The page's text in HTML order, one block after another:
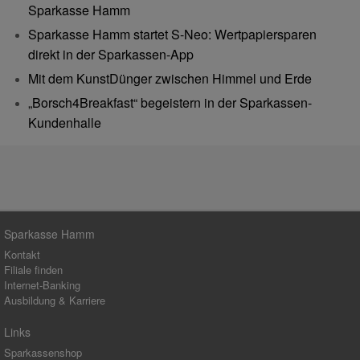
Sparkasse Hamm
Sparkasse Hamm startet S-Neo: Wertpapiersparen
direkt in der Sparkassen-App
Mit dem KunstDünger zwischen Himmel und Erde
„Borsch4Breakfast“ begeistern in der Sparkassen-
Kundenhalle
Sparkasse Hamm
Kontakt
Filiale finden
Internet-Banking
Ausbildung & Karriere
Links
Sparkassenshop